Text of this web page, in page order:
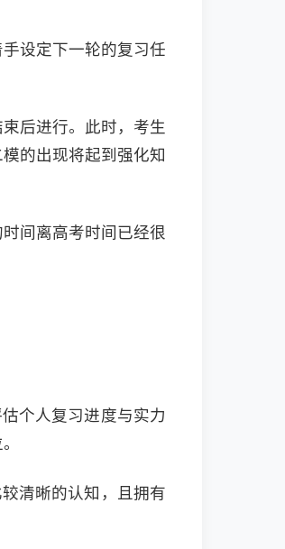
设定下一轮的复习任
后进行。此时，考生
的出现将起到强化知
间离高考时间已经很
个人复习进度与实力
清晰的认知，且拥有